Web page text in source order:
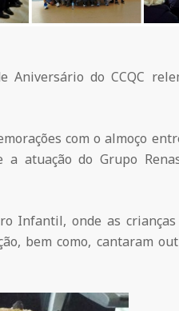
Aniversário do CCQC
com o almoço
a atuação do Grupo
Infantil, onde as
bem como, cantaram